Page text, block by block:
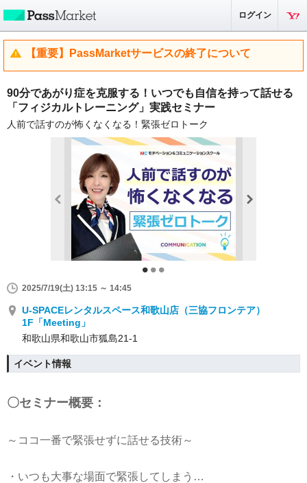
ログイン
【重要】PassMarketサービスの終了について
90分であがり症を克服する！いつでも自信を持って話せる
「フィジカルトレーニング」実践セミナー
人前で話すのが怖くなくなる！緊張ゼロトーク
2025/7/19(土) 13:15 ～ 14:45
U-SPACEレンタルスペース和歌山店（三協フロンテア）
1F「Meeting」
和歌山県和歌山市狐島21-1
イベント情報
〇セミナー概要：
～ココ一番で緊張せずに話せる技術～
・いつも大事な場面で緊張してしまう…